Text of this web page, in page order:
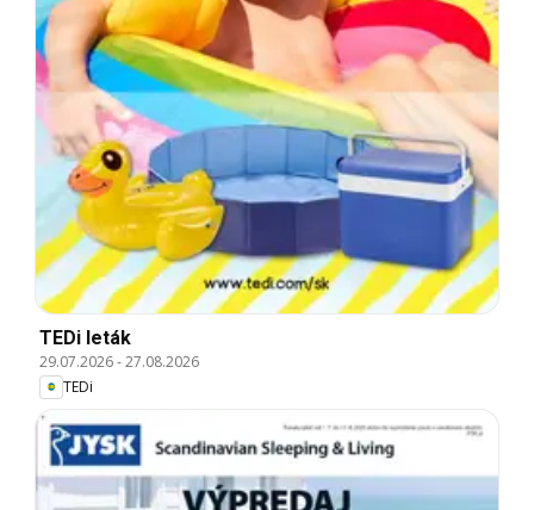
TEDi leták
29.07.2026-27.08.2026
TEDi